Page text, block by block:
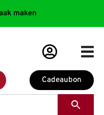
maken
Cadeaubon